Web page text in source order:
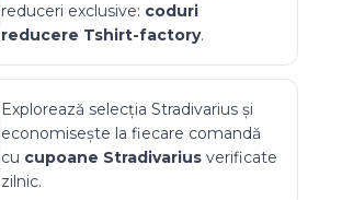
reduceri exclusive: coduri
reducere Tshirt-factory.
Explorează selecția Stradivarius și
economisește la fiecare comandă
cu cupoane Stradivarius verificate
zilnic.